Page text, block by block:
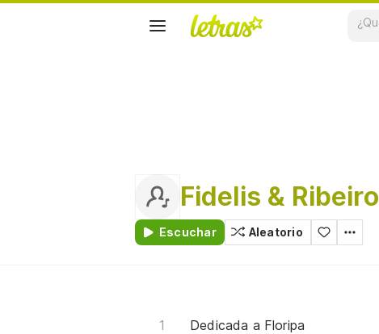
Fidelis & Ribeiro
Escuchar Aleatorio
Dedicada a Floripa